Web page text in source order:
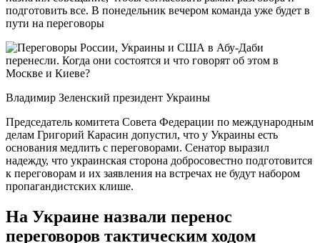
подготовить все. В понедельник вечером команда уже будет в
пути на переговоры
Владимир Зеленский президент Украины
Председатель комитета Совета Федерации по международным
делам Григорий Карасин допустил, что у Украины есть
основания медлить с переговорами. Сенатор выразил
надежду, что украинская сторона добросовестно подготовится
к переговорам и их заявления на встречах не будут набором
пропагандистских клише.
На Украине назвали перенос
переговоров тактическим ходом